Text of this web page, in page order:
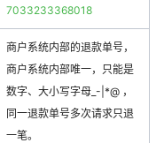
7033233368018
商户系统内部的退款单号，
商户系统内部唯一，只能是
数字、大小写字母_-|*@ ，
同一退款单号多次请求只退
一笔。